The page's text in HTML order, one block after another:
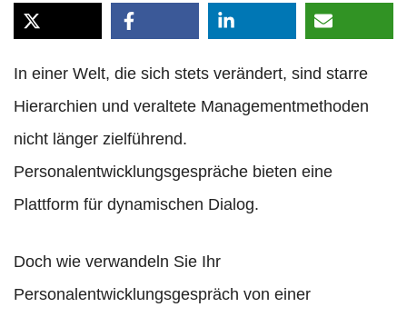
In einer Welt, die sich stets verändert, sind starre
Hierarchien und veraltete Managementmethoden
nicht länger zielführend.
Personalentwicklungsgespräche bieten eine
Plattform für dynamischen Dialog.
Doch wie verwandeln Sie Ihr
Personalentwicklungsgespräch von einer